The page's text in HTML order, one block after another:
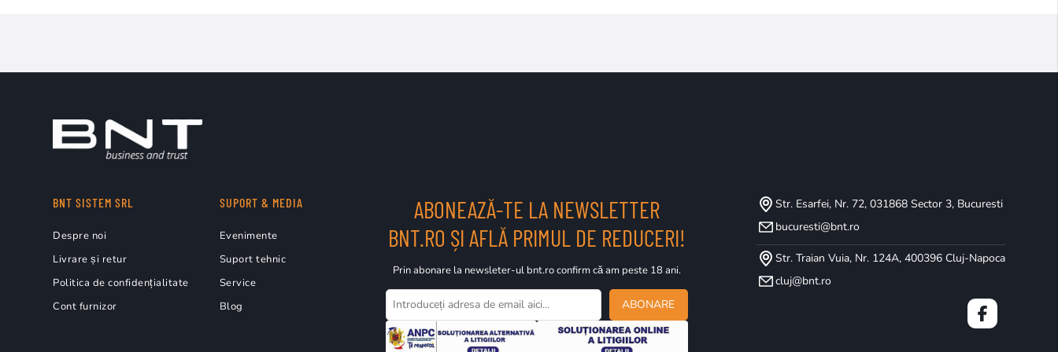
BNT SISTEM SRL
Despre noi
Livrare și retur
Politica de confidențialitate
Cont furnizor
SUPORT & MEDIA
Evenimente
Suport tehnic
Service
Blog
ABONEAZĂ-TE LA NEWSLETTER
BNT.RO ȘI AFLĂ PRIMUL DE REDUCERI!
Prin abonare la newsleter-ul bnt.ro confirm că am peste 18 ani.
ABONARE
Str. Esarfei, Nr. 72, 031868 Sector 3, Bucuresti
bucuresti@bnt.ro
Str. Traian Vuia, Nr. 124A, 400396 Cluj-Napoca
cluj@bnt.ro